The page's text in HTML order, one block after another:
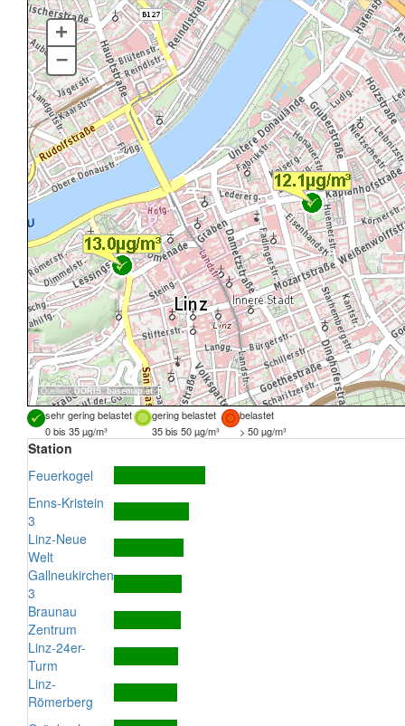
Quellen:DORIS, basemap.at
+
–
sehr gering belastet gering belastet
belastet
0 bis 35 µg/m³
35 bis 50 µg/m³ > 50 µg/m³
Station
Feuerkogel
Enns-Kristein
3
Linz-Neue
Welt
Gallneukirchen
3
Braunau
Zentrum
Linz-24er-
Turm
Linz-
Römerberg